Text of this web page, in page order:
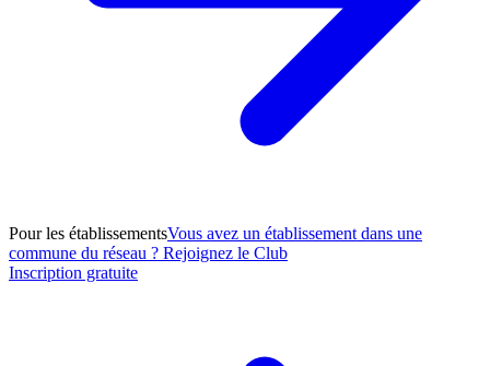
Pour les établissementsVous avez un établissement dans une
commune du réseau ? Rejoignez le Club
Inscription gratuite